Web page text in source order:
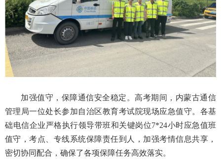
加强值守，保障通信安全稳定。高考期间，内蒙古通信
管理局一位处长参加自治区教育考试院现场应急值守。各基
础电信企业严格执行领导带班和关键岗位7*24小时应急值班
值守，考点、专线系统保障责任到人，加强考情信息共享，
密切协同配合，确保了各项保障任务高效落实。